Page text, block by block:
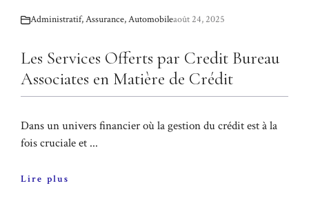
Administratif,Assurance,Automobileaoût 24, 2025
Les Services Offerts par Credit Bureau
Associates en Matière de Crédit
Dans un univers financier où la gestion du crédit est à la
fois cruciale et ...
Lire plus